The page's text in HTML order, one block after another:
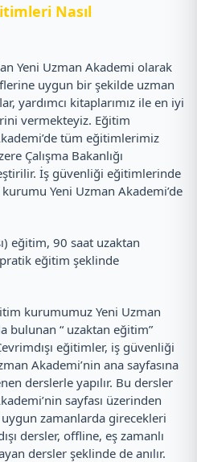
Nasıl
Yeni Uzman Akademi olarak
uygun bir şekilde uzman
yardımcı kitaplarımız ile en iyi
vermekteyiz. Eğitim
tüm eğitimlerimiz
Çalışma Bakanlığı
İş güvenliği eğitimlerinde
Yeni Uzman Akademi’de
eğitim, 90 saat uzaktan
eğitim şeklinde
kurumumuz Yeni Uzman
bulunan “ uzaktan eğitim”
eğitimler, iş güvenliği
Akademi’nin ana sayfasına
derslerle yapılır. Bu dersler
sayfası üzerinden
uygun zamanlarda girecekleri
dersler, offline, eş zamanlı
dersler şeklinde de anılır.